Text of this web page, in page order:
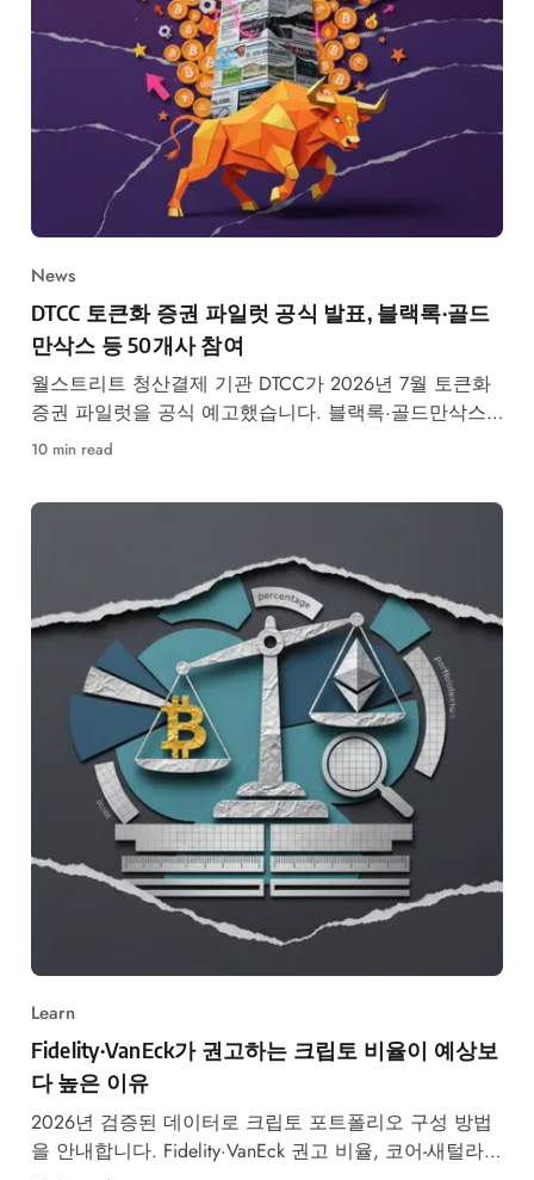
News
DTCC 토큰화 증권 파일럿 공식 발표, 블랙록·골드
만삭스 등 50개사 참여
월스트리트 청산결제 기관 DTCC가 2026년 7월 토큰화
증권 파일럿을 공식 예고했습니다. 블랙록·골드만삭스
등 50개사 참여, RWA 시장 구조 변화가 본격화됩니다.
10 min read
Learn
Fidelity·VanEck가 권고하는 크립토 비율이 예상보
다 높은 이유
2026년 검증된 데이터로 크립토 포트폴리오 구성 방법
을 안내합니다. Fidelity·VanEck 권고 비율, 코어-새털라이